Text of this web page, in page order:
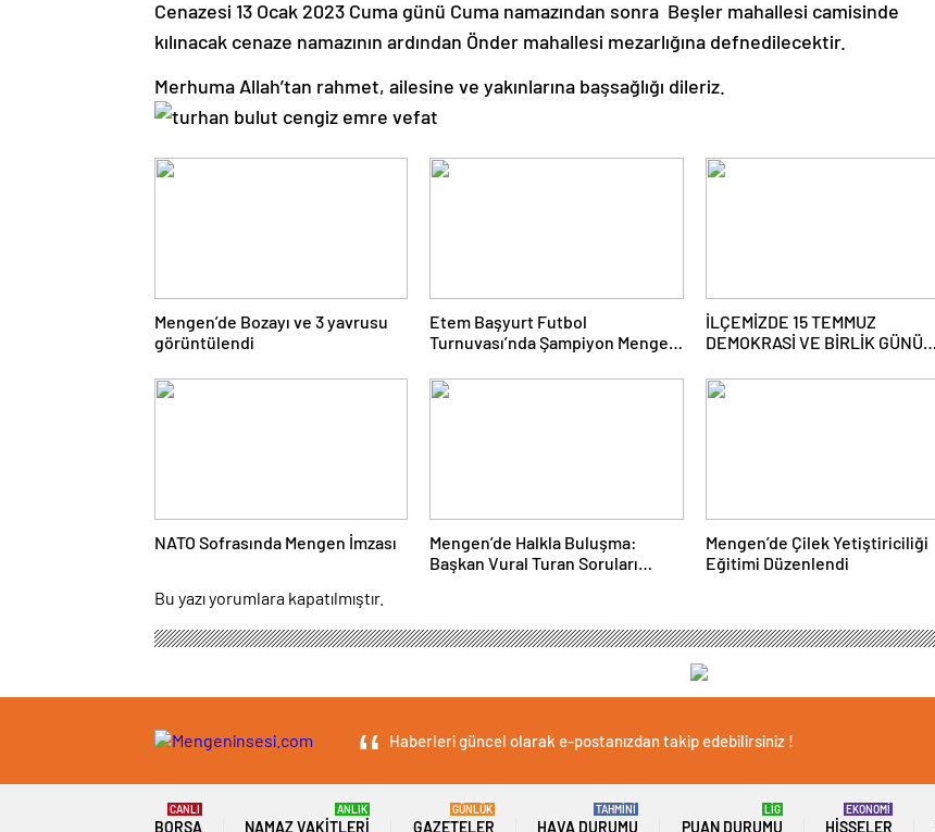
Cenazesi 13 Ocak 2023 Cuma günü Cuma namazından sonra Beşler mahallesi camisinde
kılınacak cenaze namazının ardından Önder mahallesi mezarlığına defnedilecektir.
Merhuma Allah’tan rahmet, ailesine ve yakınlarına başsağlığı dileriz.
Mengen’de Bozayı ve 3 yavrusu
görüntülendi
Etem Başyurt Futbol
Turnuvası’nda Şampiyon Mengen
İLÇEMİZDE 15 TEMMUZ
DEMOKRASİ VE BİRLİK GÜNÜ
NATO Sofrasında Mengen İmzası
Mengen’de Halkla Buluşma:
Başkan Vural Turan Soruları
Mengen’de Çilek Yetiştiriciliği
Eğitimi Düzenlendi
Bu yazı yorumlara kapatılmıştır.
Haberleri güncel olarak e-postanızdan takip edebilirsiniz !
BORSA
CANLI
NAMAZ VAKITLERI
ANLIK
GAZETELER
GÜNLÜK
HAVA DURUMU
TAHMİNİ
PUAN DURUMU
LİG
HISSELER
EKONOMİ